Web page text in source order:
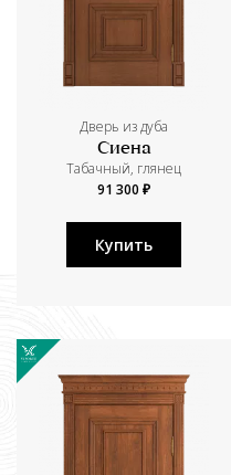
Дверь из дуба
Сиена
Табачный, глянец
91 300 ₽
Купить